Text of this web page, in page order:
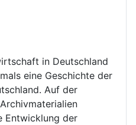
in Deutschland
eine Geschichte der
Auf der
Entwicklung der